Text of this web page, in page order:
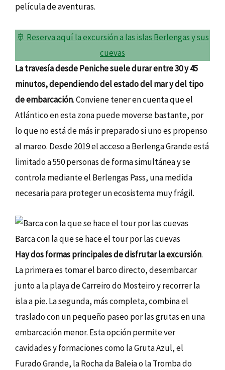
película de aventuras.
🚢 Reserva aquí la excursión a las islas Berlengas y sus
cuevas
La travesía desde Peniche suele durar entre 30 y 45
minutos, dependiendo del estado del mar y del tipo
de embarcación. Conviene tener en cuenta que el
Atlántico en esta zona puede moverse bastante, por
lo que no está de más ir preparado si uno es propenso
al mareo. Desde 2019 el acceso a Berlenga Grande está
limitado a 550 personas de forma simultánea y se
controla mediante el Berlengas Pass, una medida
necesaria para proteger un ecosistema muy frágil.
Barca con la que se hace el tour por las cuevas
Hay dos formas principales de disfrutar la excursión.
La primera es tomar el barco directo, desembarcar
junto a la playa de Carreiro do Mosteiro y recorrer la
isla a pie. La segunda, más completa, combina el
traslado con un pequeño paseo por las grutas en una
embarcación menor. Esta opción permite ver
cavidades y formaciones como la Gruta Azul, el
Furado Grande, la Rocha da Baleia o la Tromba do